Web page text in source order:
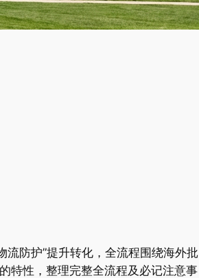
流防护”提升转化，全流程围绕海外批
特性，整理完整全流程及必记注意事